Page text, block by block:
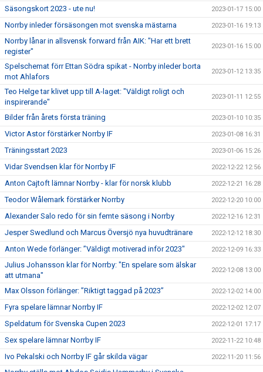
Säsongskort 2023 - ute nu! 2023-01-17 15:00
Norrby inleder försäsongen mot svenska mästarna 2023-01-16 19:13
Norrby lånar in allsvensk forward från AIK: "Har ett brett
register"
2023-01-16 15:00
Spelschemat förr Ettan Södra spikat - Norrby inleder borta
mot Ahlafors
2023-01-12 13:35
Teo Helge tar klivet upp till A-laget: "Väldigt roligt och
inspirerande"
2023-01-11 12:55
Bilder från årets första träning 2023-01-10 10:35
Victor Astor förstärker Norrby IF 2023-01-08 16:31
Träningsstart 2023 2023-01-06 15:26
Vidar Svendsen klar för Norrby IF 2022-12-22 12:56
Anton Cajtoft lämnar Norrby - klar för norsk klubb 2022-12-21 16:28
Teodor Wålemark förstärker Norrby 2022-12-20 10:00
Alexander Salo redo för sin femte säsong i Norrby 2022-12-16 12:31
Jesper Swedlund och Marcus Översjö nya huvudtränare 2022-12-12 18:30
Anton Wede förlänger: ”Väldigt motiverad inför 2023" 2022-12-09 16:33
Julius Johansson klar för Norrby: "En spelare som älskar
att utmana"
2022-12-08 13:00
Max Olsson förlänger: ”Riktigt taggad på 2023” 2022-12-02 14:00
Fyra spelare lämnar Norrby IF 2022-12-02 12:07
Speldatum för Svenska Cupen 2023 2022-12-01 17:17
Sex spelare lämnar Norrby IF 2022-11-22 10:48
Ivo Pekalski och Norrby IF går skilda vägar 2022-11-20 11:56